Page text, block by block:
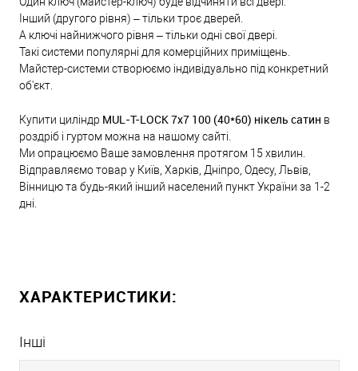
Інший (другого рівня) – тільки троє дверей.
А ключі найнижчого рівня – тільки одні свої двері.
Такі системи популярні для комерційних приміщень.
Майстер-системи створюємо індивідуально під конкретний
об'єкт.
Купити циліндр MUL-T-LOCK 7x7 100 (40*60) нікель сатин в
роздріб і гуртом можна на нашому сайті.
Ми опрацюємо Ваше замовлення протягом 15 хвилин.
Відправляємо товар у Київ, Харків, Дніпро, Одесу, Львів,
Вінницю та будь-який інший населений пункт України за 1-2
дні.
ХАРАКТЕРИСТИКИ:
Інші